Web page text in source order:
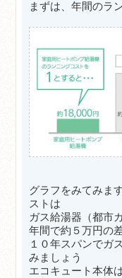
まずは、年間のラ
グラフをみてみま
ストは
ガス給湯器（都市
年間で約５万円の
１０年スパンでガ
みましょう
エコキュート本体